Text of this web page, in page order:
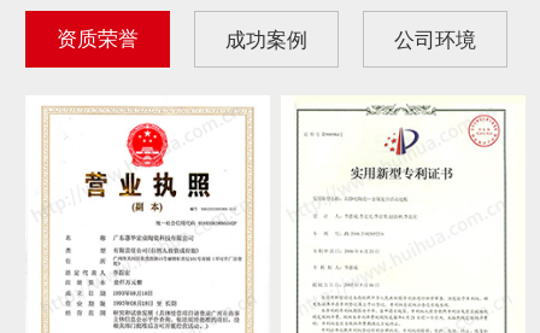
资质荣誉 成功案例 公司环境
IDC计算机通信机房...